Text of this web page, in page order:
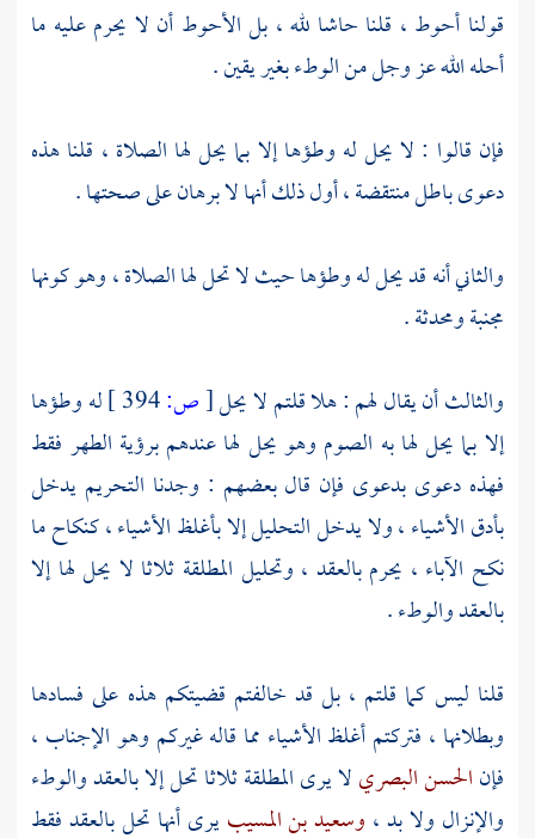
قولنا أحوط ، قلنا حاشا لله ، بل الأحوط أن لا يحرم عليه ما
أحله الله عز وجل من الوطء بغير يقين .
فإن قالوا : لا يحل له وطؤها إلا بما يحل لها الصلاة ، قلنا هذه
دعوى باطل منتقضة ، أول ذلك أنها لا برهان على صحتها .
والثاني أنه قد يحل له وطؤها حيث لا تحل لها الصلاة ، وهو كونها
مجنبة ومحدثة .
والثالث أن يقال لهم : هلا قلتم لا يحل[ص:
له وطؤها
إلا بما يحل لها به الصوم وهو يحل لها عندهم برؤية الطهر فقط
فهذه دعوى بدعوى فإن قال بعضهم : وجدنا التحريم يدخل
بأدق الأشياء ، ولا يدخل التحليل إلا بأغلظ الأشياء ، كنكاح ما
نكح الآباء ، يحرم بالعقد ، وتحليل المطلقة ثلاثا لا يحل لها إلا
بالعقد والوطء .
قلنا ليس كما قلتم ، بل قد خالفتم قضيتكم هذه على فسادها
وبطلانها ، فتركتم أغلظ الأشياء مما قاله غيركم وهو الإجناب ،
فإنالحسن البصريلا يرى المطلقة ثلاثا تحل إلا بالعقد والوطء
والإنزال ولا بد ، وسعيد بن المسيبيرى أنها تحل بالعقد فقط